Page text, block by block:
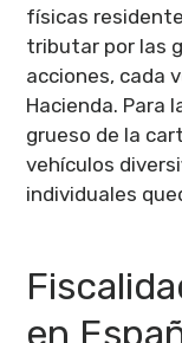
físicas
tributar por las
acciones, cada
Hacienda. Para
grueso de la
vehículos
individuales
en